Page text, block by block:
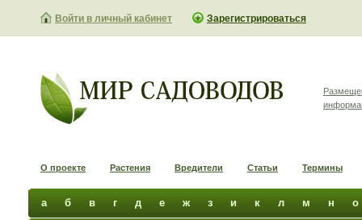
Войти в личный кабинет Зарегистрироваться
О проекте Растения Вредители Статьи Термины
а б в г д е ж з и к л м н о